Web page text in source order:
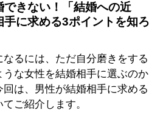
きない！「結婚への近
に求める3ポイントを知ろ
るには、ただ自分磨きをする
うな女性を結婚相手に選ぶのか
は、男性が結婚相手に求める
ご紹介します。